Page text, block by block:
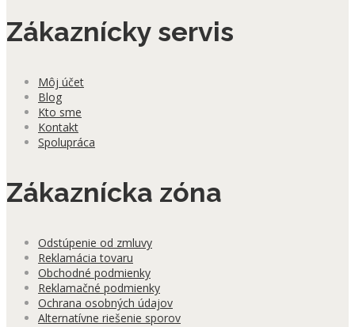
Zákaznícky servis
Môj účet
Blog
Kto sme
Kontakt
Spolupráca
Zákaznícka zóna
Odstúpenie od zmluvy
Reklamácia tovaru
Obchodné podmienky
Reklamačné podmienky
Ochrana osobných údajov
Alternatívne riešenie sporov